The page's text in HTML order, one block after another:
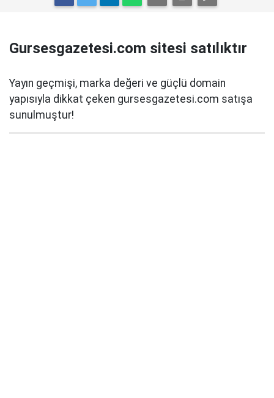
Gursesgazetesi.com sitesi satılıktır
Yayın geçmişi, marka değeri ve güçlü domain
yapısıyla dikkat çeken gursesgazetesi.com satışa
sunulmuştur!